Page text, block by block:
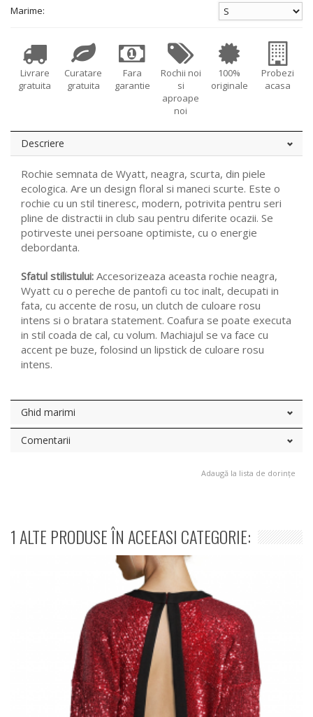
Marime:
Livrare
gratuita
Curatare
gratuita
Fara
garantie
Rochii noi
si
aproape
noi
100%
originale
Probezi
acasa
Descriere
Rochie semnata de Wyatt, neagra, scurta, din piele
ecologica. Are un design floral si maneci scurte. Este o
rochie cu un stil tineresc, modern, potrivita pentru seri
pline de distractii in club sau pentru diferite ocazii. Se
potirveste unei persoane optimiste, cu o energie
debordanta.
Sfatul stilistului: Accesorizeaza aceasta rochie neagra,
Wyatt cu o pereche de pantofi cu toc inalt, decupati in
fata, cu accente de rosu, un clutch de culoare rosu
intens si o bratara statement. Coafura se poate executa
in stil coada de cal, cu volum. Machiajul se va face cu
accent pe buze, folosind un lipstick de culoare rosu
intens.
Ghid marimi
Comentarii
Adaugă la lista de dorințe
1 ALTE PRODUSE ÎN ACEEASI CATEGORIE: